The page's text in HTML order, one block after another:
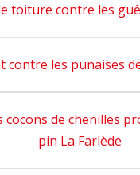
toiture contre les
contre les punaises
cocons de chenilles
pin La Farlède